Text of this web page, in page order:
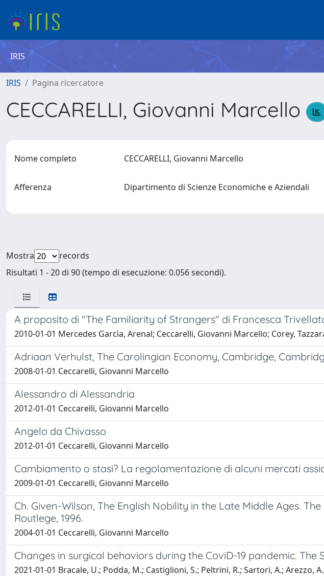
IRIS
IRIS Pagina ricercatore
CECCARELLI, Giovanni Marcello
Nome completo CECCARELLI, Giovanni Marcello
Afferenza Dipartimento di Scienze Economiche e Aziendali
Mostra
records
Risultati 1 - 20 di 90 (tempo di esecuzione: 0.056 secondi).
A proposito di "The Familiarity of Strangers" di Francesca
2010-01-01 Mercedes Garcìa, Arenal; Ceccarelli, Giovanni Marcello; Corey,
Adriaan Verhulst, The Carolingian Economy, Cambridge,
2008-01-01 Ceccarelli, Giovanni Marcello
Alessandro di Alessandria
2012-01-01 Ceccarelli, Giovanni Marcello
Angelo da Chivasso
2012-01-01 Ceccarelli, Giovanni Marcello
Cambiamento o stasi? La regolamentazione di alcuni mercati
2009-01-01 Ceccarelli, Giovanni Marcello
Ch. Given-Wilson, The English Nobility in the Late Middle Ages.
Routlege, 1996.
2004-01-01 Ceccarelli, Giovanni Marcello
Changes in surgical behaviors during the CoviD-19 pandemic. The
2021-01-01 Bracale, U.; Podda, M.; Castiglioni, S.; Peltrini, R.; Sartori, A.; Arezzo,